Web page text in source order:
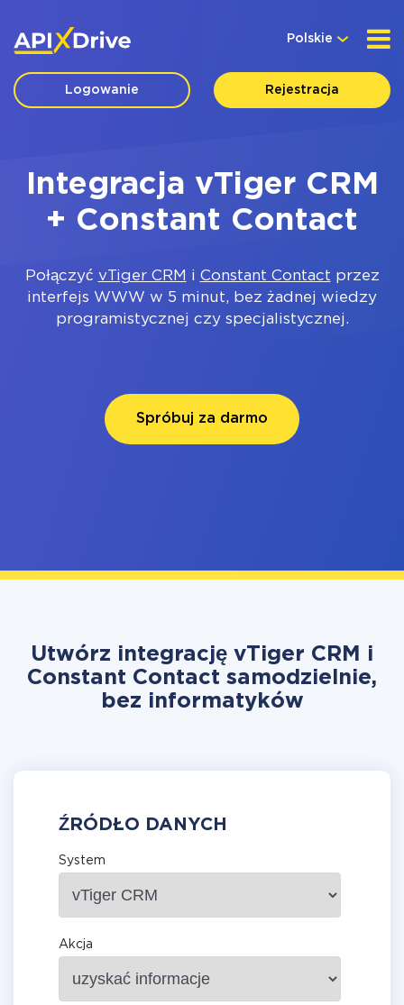
Polskie
Logowanie Rejestracja
Integracja vTiger CRM
+ Constant Contact
Połączyć vTiger CRM i Constant Contact przez
interfejs WWW w 5 minut, bez żadnej wiedzy
programistycznej czy specjalistycznej.
Spróbuj za darmo
Utwórz integrację vTiger CRM i
Constant Contact samodzielnie,
bez informatyków
ŹRÓDŁO DANYCH
System
Akcja